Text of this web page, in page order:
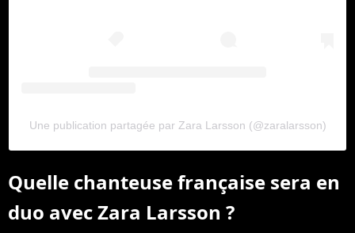
Une publication partagée par Zara Larsson (@zaralarsson)
Quelle chanteuse française sera en
duo avec Zara Larsson ?